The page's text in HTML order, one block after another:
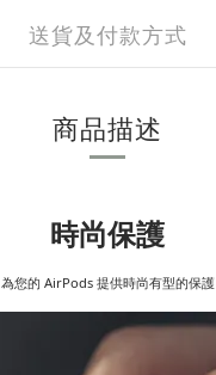
送貨及付款方式
商品描述
時尚保護
為您的 AirPods 提供時尚有型的保護